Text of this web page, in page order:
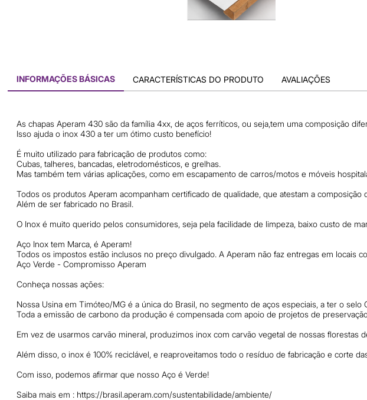
INFORMAÇÕES BÁSICAS CARACTERÍSTICAS DO PRODUTO AVALIAÇÕES
As chapas Aperam 430 são da família 4xx, de aços ferríticos, ou seja,tem uma composição
Isso ajuda o inox 430 a ter um ótimo custo benefício!
É muito utilizado para fabricação de produtos como:
Cubas, talheres, bancadas, eletrodomésticos, e grelhas.
Mas também tem várias aplicações, como em escapamento de carros/motos e móveis
Todos os produtos Aperam acompanham certificado de qualidade, que atestam a composição
Além de ser fabricado no Brasil.
O Inox é muito querido pelos consumidores, seja pela facilidade de limpeza, baixo custo de
Aço Inox tem Marca, é Aperam!
Todos os impostos estão inclusos no preço divulgado. A Aperam não faz entregas em locais
Aço Verde - Compromisso Aperam
Conheça nossas ações:
Nossa Usina em Timóteo/MG é a única do Brasil, no segmento de aços especiais, a ter o selo
Toda a emissão de carbono da produção é compensada com apoio de projetos de
Em vez de usarmos carvão mineral, produzimos inox com carvão vegetal de nossas florestas
Além disso, o inox é 100% reciclável, e reaproveitamos todo o resíduo de fabricação e corte
Com isso, podemos afirmar que nosso Aço é Verde!
Saiba mais em : https://brasil.aperam.com/sustentabilidade/ambiente/